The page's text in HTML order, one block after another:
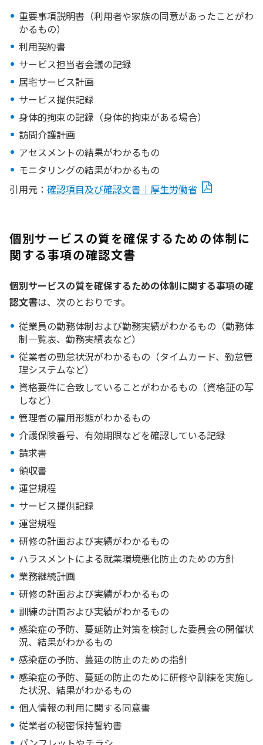
重要事項説明書（利用者や家族の同意があったことがわ
かるもの）
利用契約書
サービス担当者会議の記録
居宅サービス計画
サービス提供記録
身体的拘束の記録（身体的拘束がある場合）
訪問介護計画
アセスメントの結果がわかるもの
モニタリングの結果がわかるもの
引用元： 確認項目及び確認文書｜厚生労働省
個別サービスの質を確保するための体制に
関する事項の確認文書
個別サービスの質を確保するための体制に関する事項の確
認文書は、次のとおりです。
従業員の勤務体制および勤務実績がわかるもの（勤務体
制一覧表、勤務実績表など）
従業者の勤怠状況がわかるもの（タイムカード、勤怠管
理システムなど）
資格要件に合致していることがわかるもの（資格証の写
しなど）
管理者の雇用形態がわかるもの
介護保険番号、有効期限などを確認している記録
請求書
領収書
運営規程
サービス提供記録
運営規程
研修の計画および実績がわかるもの
ハラスメントによる就業環境悪化防止のための方針
業務継続計画
研修の計画および実績がわかるもの
訓練の計画および実績がわかるもの
感染症の予防、蔓延防止対策を検討した委員会の開催状
況、結果がわかるもの
感染症の予防、蔓延の防止のための指針
感染症の予防、蔓延の防止のために研修や訓練を実施し
た状況、結果がわかるもの
個人情報の利用に関する同意書
従業者の秘密保持誓約書